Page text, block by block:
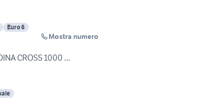
Euro 6
Mostra numero
CROSS 1000 ...